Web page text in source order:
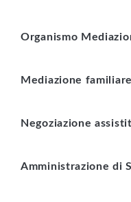
Organismo
Mediazione familiare
Negoziazione
Amministrazione di